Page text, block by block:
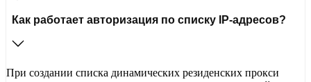
Как работает авторизация по списку IP-адресов?
При создании списка динамических резиденских прокси